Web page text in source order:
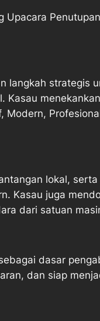
Upacara
langkah strategis
Kasau
Modern,
lokal, serta
Kasau juga
dari satuan
dasar
dan siap